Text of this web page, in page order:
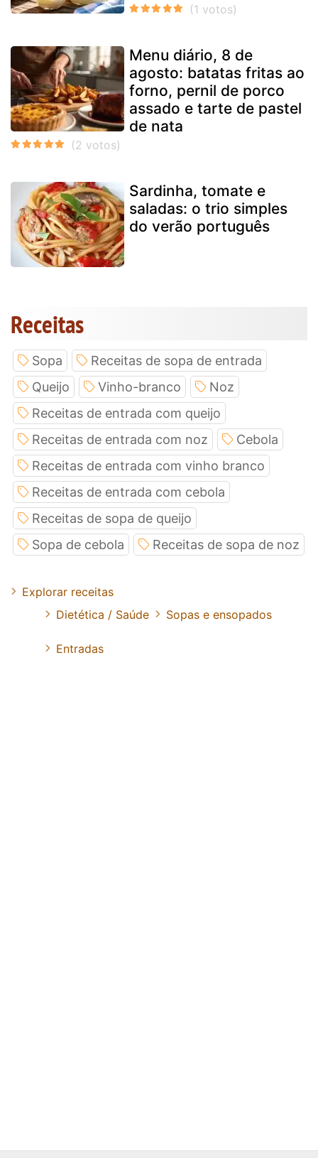
Menu diário, 8 de
agosto: batatas fritas ao
forno, pernil de porco
assado e tarte de pastel
de nata
Sardinha, tomate e
saladas: o trio simples
do verão português
Receitas
Sopa
Receitas de sopa de entrada
Queijo
Vinho-branco
Noz
Receitas de entrada com queijo
Receitas de entrada com noz
Cebola
Receitas de entrada com vinho branco
Receitas de entrada com cebola
Receitas de sopa de queijo
Sopa de cebola
Receitas de sopa de noz
Explorar receitas
Dietética / Saúde
Sopas e ensopados
Entradas